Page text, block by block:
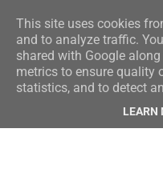
This site uses cookies
and to analyze traffic.
shared with Google
metrics to ensure quality
statistics, and to detect
LEARN